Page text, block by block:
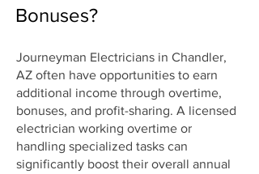
Bonuses?
Journeyman Electricians in Chandler,
AZ often have opportunities to earn
additional income through overtime,
bonuses, and profit-sharing. A licensed
electrician working overtime or
handling specialized tasks can
significantly boost their overall annual